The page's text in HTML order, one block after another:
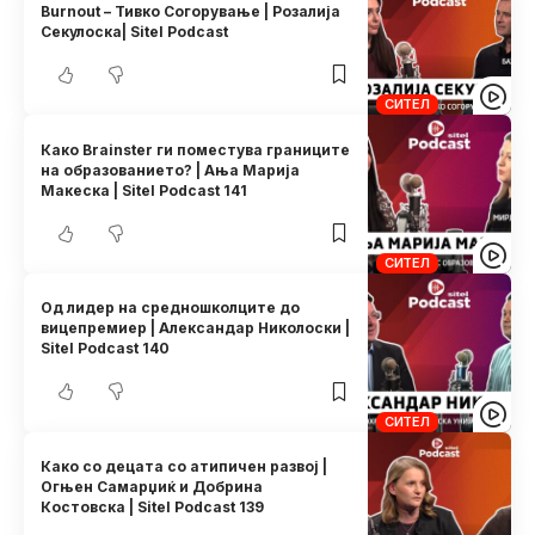
СИТЕЛ
Burnout – Тивко Согорување | Розалија
Секулоска| Sitel Podcast
СИТЕЛ
Како Brainster ги поместува границите
на образованието? | Ања Марија
Макеска | Sitel Podcast 141
СИТЕЛ
Од лидер на средношколците до
вицепремиер | Александар Николоски |
Sitel Podcast 140
Како со децата со атипичен развој |
Огњен Самарџиќ и Добрина
Костовска | Sitel Podcast 139